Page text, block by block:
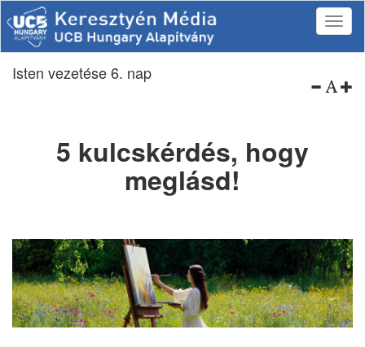
Isten vezetése 6. nap
5 kulcskérdés, hogy
meglásd!